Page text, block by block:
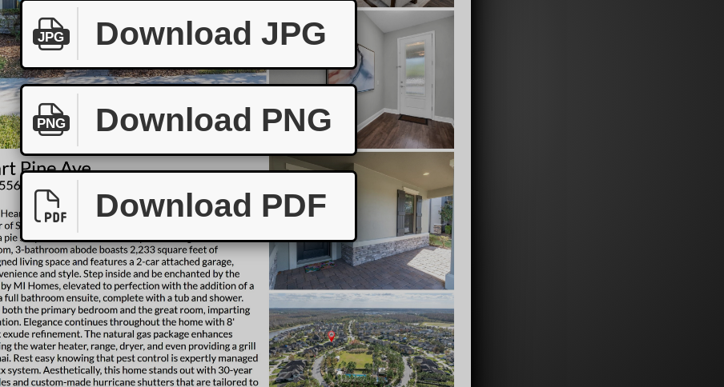
JPG Download JPG
PNG Download PNG
Download PDF